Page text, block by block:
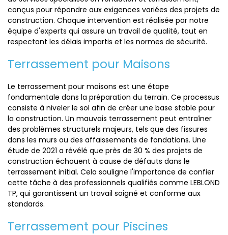
conçus pour répondre aux exigences variées des projets de
construction. Chaque intervention est réalisée par notre
équipe d'experts qui assure un travail de qualité, tout en
respectant les délais impartis et les normes de sécurité.
Terrassement pour Maisons
Le terrassement pour maisons est une étape
fondamentale dans la préparation du terrain. Ce processus
consiste à niveler le sol afin de créer une base stable pour
la construction. Un mauvais terrassement peut entraîner
des problèmes structurels majeurs, tels que des fissures
dans les murs ou des affaissements de fondations. Une
étude de 2021 a révélé que près de 30 % des projets de
construction échouent à cause de défauts dans le
terrassement initial. Cela souligne l'importance de confier
cette tâche à des professionnels qualifiés comme LEBLOND
TP, qui garantissent un travail soigné et conforme aux
standards.
Terrassement pour Piscines